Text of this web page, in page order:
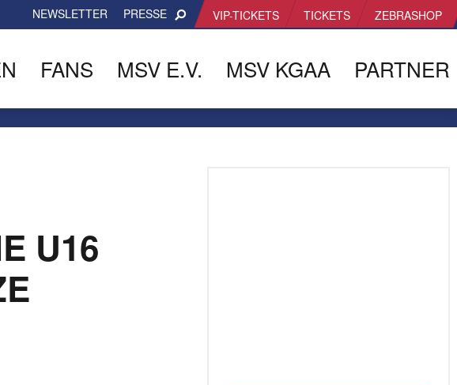
VIP-TICKETS TICKETS ZEBRASHOP
NEWSLETTER PRESSE
FANS MSV E.V. MSV KGAA PARTNER
U16